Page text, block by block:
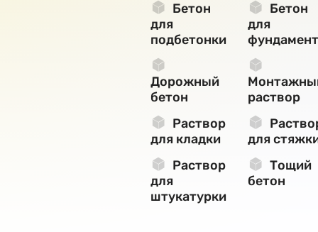
Бетон
для
подбетонки
Бетон
для
Дорожный
бетон
раствор
Раствор
для кладки
для
Раствор
для
штукатурки
Тощий
бетон